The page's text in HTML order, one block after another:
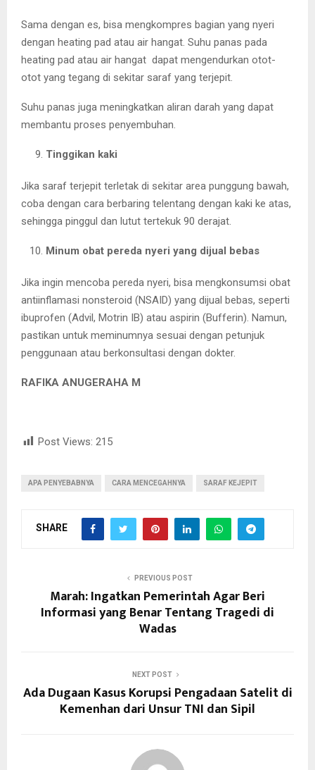
Sama dengan es, bisa mengkompres bagian yang nyeri
dengan heating pad atau air hangat. Suhu panas pada
heating pad atau air hangat dapat mengendurkan otot-
otot yang tegang di sekitar saraf yang terjepit.
Suhu panas juga meningkatkan aliran darah yang dapat
membantu proses penyembuhan.
Tinggikan kaki
Jika saraf terjepit terletak di sekitar area punggung bawah,
coba dengan cara berbaring telentang dengan kaki ke atas,
sehingga pinggul dan lutut tertekuk 90 derajat.
Minum obat pereda nyeri yang dijual bebas
Jika ingin mencoba pereda nyeri, bisa mengkonsumsi obat
antiinflamasi nonsteroid (NSAID) yang dijual bebas, seperti
ibuprofen (Advil, Motrin IB) atau aspirin (Bufferin). Namun,
pastikan untuk meminumnya sesuai dengan petunjuk
penggunaan atau berkonsultasi dengan dokter.
RAFIKA ANUGERAHA M
Post Views: 215
APA PENYEBABNYA CARA MENCEGAHNYA SARAF KEJEPIT
SHARE
PREVIOUS POST
Marah: Ingatkan Pemerintah Agar Beri
Informasi yang Benar Tentang Tragedi di
Wadas
NEXT POST
Ada Dugaan Kasus Korupsi Pengadaan Satelit di
Kemenhan dari Unsur TNI dan Sipil